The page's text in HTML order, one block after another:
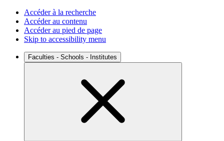
Accéder à la recherche
Accéder au contenu
Accéder au pied de page
Skip to accessibility menu
Faculties - Schools - Institutes